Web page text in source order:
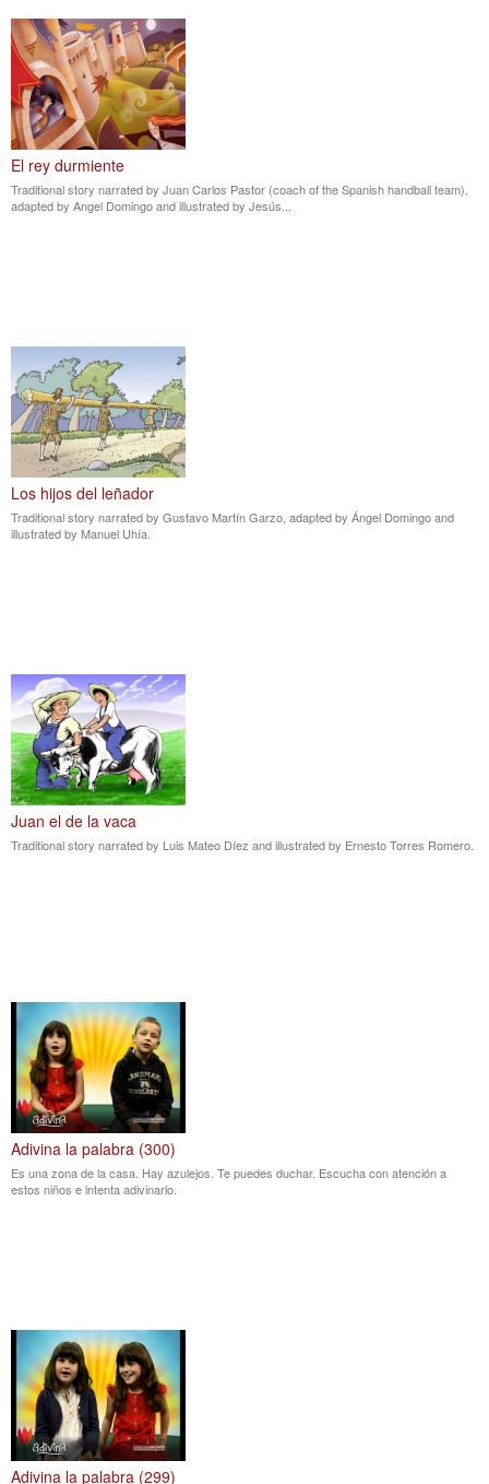
El rey durmiente
Traditional story narrated by Juan Carlos Pastor (coach of the Spanish handball team),
adapted by Angel Domingo and illustrated by Jesús...
Los hijos del leñador
Traditional story narrated by Gustavo Martín Garzo, adapted by Ángel Domingo and
illustrated by Manuel Uhía.
Juan el de la vaca
Traditional story narrated by Luis Mateo Díez and illustrated by Ernesto Torres Romero.
Adivina la palabra (300)
Es una zona de la casa. Hay azulejos. Te puedes duchar. Escucha con atención a
estos niños e intenta adivinarlo.
Adivina la palabra (299)